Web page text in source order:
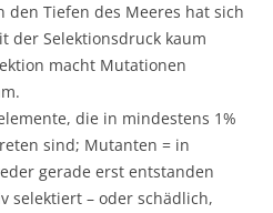
den Tiefen des Meeres hat sich
der Selektionsdruck kaum
macht Mutationen
die in mindestens 1%
sind; Mutanten = in
gerade erst entstanden
selektiert – oder schädlich,